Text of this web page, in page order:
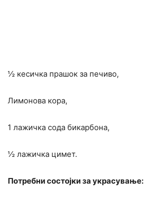
½ кесичка прашок за печиво,
Лимонова кора,
1 лажичка сода бикарбона,
½ лажичка цимет.
Потребни состојки за украсување: